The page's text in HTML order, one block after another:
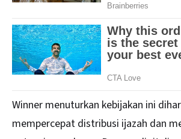
Winner menuturkan kebijakan ini
mempercepat distribusi ijazah dan